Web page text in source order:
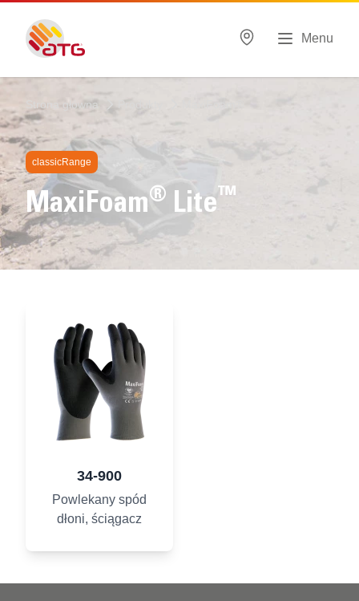
Menu
Strona główna
classicRange
MaxiFoam® Lite™
34-900
Powlekany spód
dłoni, ściągacz